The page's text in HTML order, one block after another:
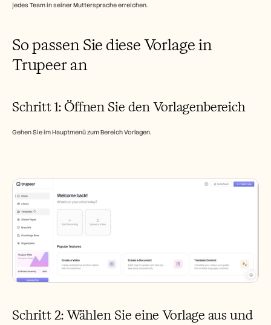
jedes Team in seiner Muttersprache erreichen.
So passen Sie diese Vorlage in
Trupeer an
Schritt 1: Öffnen Sie den Vorlagenbereich
Gehen Sie im Hauptmenü zum Bereich Vorlagen.
Schritt 2: Wählen Sie eine Vorlage aus und
Preise
Demo buchen